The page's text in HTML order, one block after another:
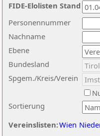
Nachname
Ebene
Sortierung
Personennummer
Bundesland
Spgem./Kreis/Verein
Vereinslisten:Wien
FIDE-Elolisten Stand